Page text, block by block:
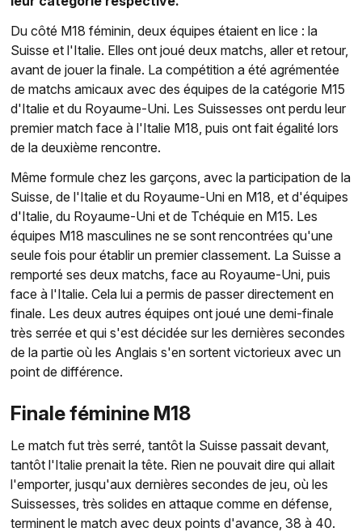
Du côté M18 féminin, deux équipes étaient en lice : la
Suisse et l'Italie. Elles ont joué deux matchs, aller et retour,
avant de jouer la finale. La compétition a été agrémentée
de matchs amicaux avec des équipes de la catégorie M15
d'Italie et du Royaume-Uni. Les Suissesses ont perdu leur
premier match face à l'Italie M18, puis ont fait égalité lors
de la deuxième rencontre.
Même formule chez les garçons, avec la participation de la
Suisse, de l'Italie et du Royaume-Uni en M18, et d'équipes
d'Italie, du Royaume-Uni et de Tchéquie en M15. Les
équipes M18 masculines ne se sont rencontrées qu'une
seule fois pour établir un premier classement. La Suisse a
remporté ses deux matchs, face au Royaume-Uni, puis
face à l'Italie. Cela lui a permis de passer directement en
finale. Les deux autres équipes ont joué une demi-finale
très serrée et qui s'est décidée sur les dernières secondes
de la partie où les Anglais s'en sortent victorieux avec un
point de différence.
Finale féminine M18
Le match fut très serré, tantôt la Suisse passait devant,
tantôt l'Italie prenait la tête. Rien ne pouvait dire qui allait
l'emporter, jusqu'aux dernières secondes de jeu, où les
Suissesses, très solides en attaque comme en défense,
terminent le match avec deux points d'avance, 38 à 40.